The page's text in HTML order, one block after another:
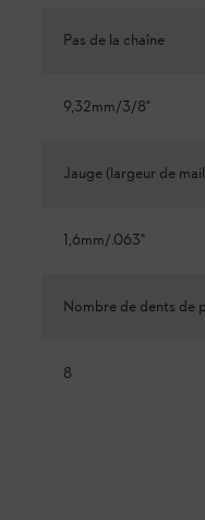
Pas de la chaîne
9,32mm/3/8"
Jauge (largeur de
1,6mm/.063"
Nombre de dents de
8